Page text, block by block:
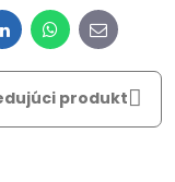
LinkedInWhatsApp
E-
mail
produkt